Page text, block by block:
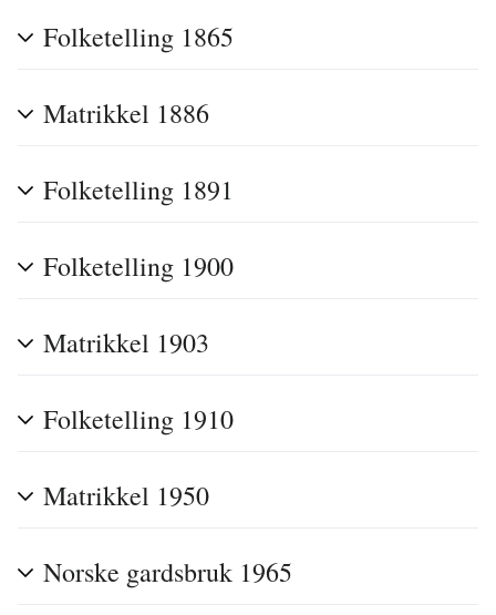
Folketelling 1865
Matrikkel 1886
Folketelling 1891
Folketelling 1900
Matrikkel 1903
Folketelling 1910
Matrikkel 1950
Norske gardsbruk 1965